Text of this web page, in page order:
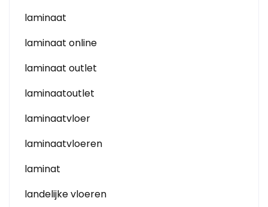
laminaat
laminaat online
laminaat outlet
laminaatoutlet
laminaatvloer
laminaatvloeren
laminat
landelijke vloeren